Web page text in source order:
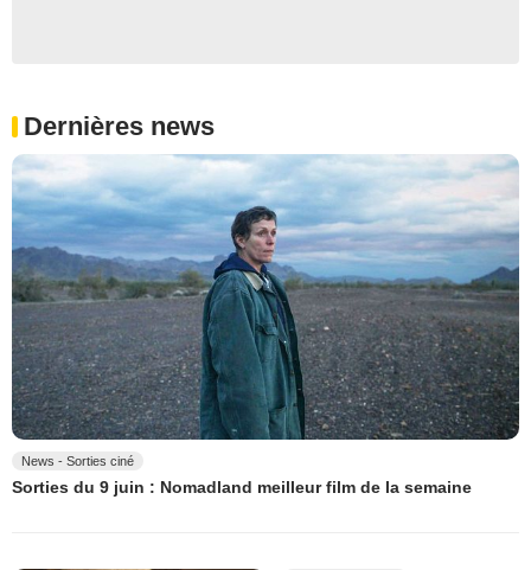
Dernières news
News - Sorties ciné
Sorties du 9 juin : Nomadland meilleur film de la semaine